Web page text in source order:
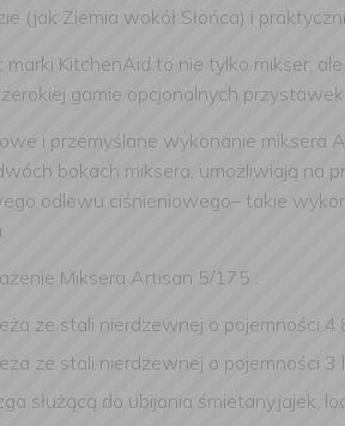
(jak Ziemia wokół Słońca) i
marki KitchenAid to nie tylko mikser,
gamie opcjonalnych
i przemyślane wykonanie miksera
bokach miksera, umożliwiają na
odlewu ciśnieniowego– takie
Miksera Artisan 5/175 :
ze stali nierdzewnej o pojemności
ze stali nierdzewnej o pojemności
służącą do ubijania śmietany,jajek,